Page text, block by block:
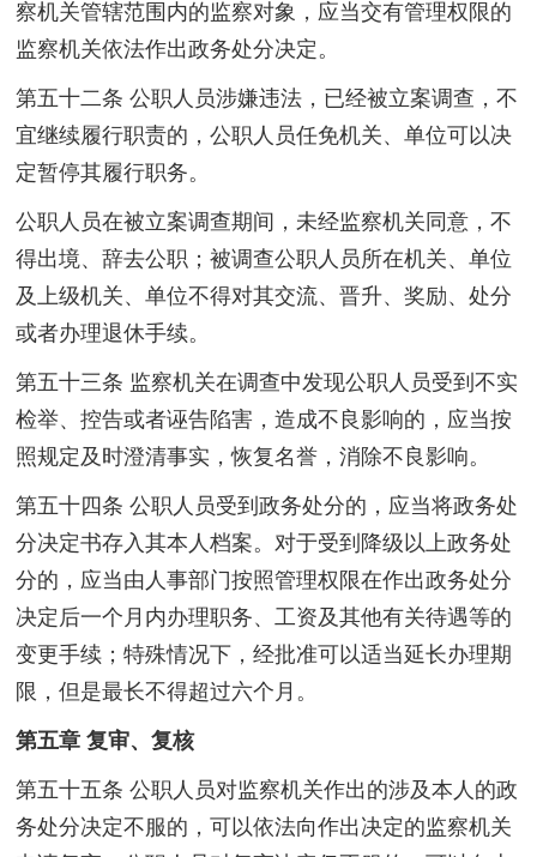
察机关管辖范围内的监察对象，应当交有管理权限的
监察机关依法作出政务处分决定。
第五十二条 公职人员涉嫌违法，已经被立案调查，不
宜继续履行职责的，公职人员任免机关、单位可以决
定暂停其履行职务。
公职人员在被立案调查期间，未经监察机关同意，不
得出境、辞去公职；被调查公职人员所在机关、单位
及上级机关、单位不得对其交流、晋升、奖励、处分
或者办理退休手续。
第五十三条 监察机关在调查中发现公职人员受到不实
检举、控告或者诬告陷害，造成不良影响的，应当按
照规定及时澄清事实，恢复名誉，消除不良影响。
第五十四条 公职人员受到政务处分的，应当将政务处
分决定书存入其本人档案。对于受到降级以上政务处
分的，应当由人事部门按照管理权限在作出政务处分
决定后一个月内办理职务、工资及其他有关待遇等的
变更手续；特殊情况下，经批准可以适当延长办理期
限，但是最长不得超过六个月。
第五章 复审、复核
第五十五条 公职人员对监察机关作出的涉及本人的政
务处分决定不服的，可以依法向作出决定的监察机关